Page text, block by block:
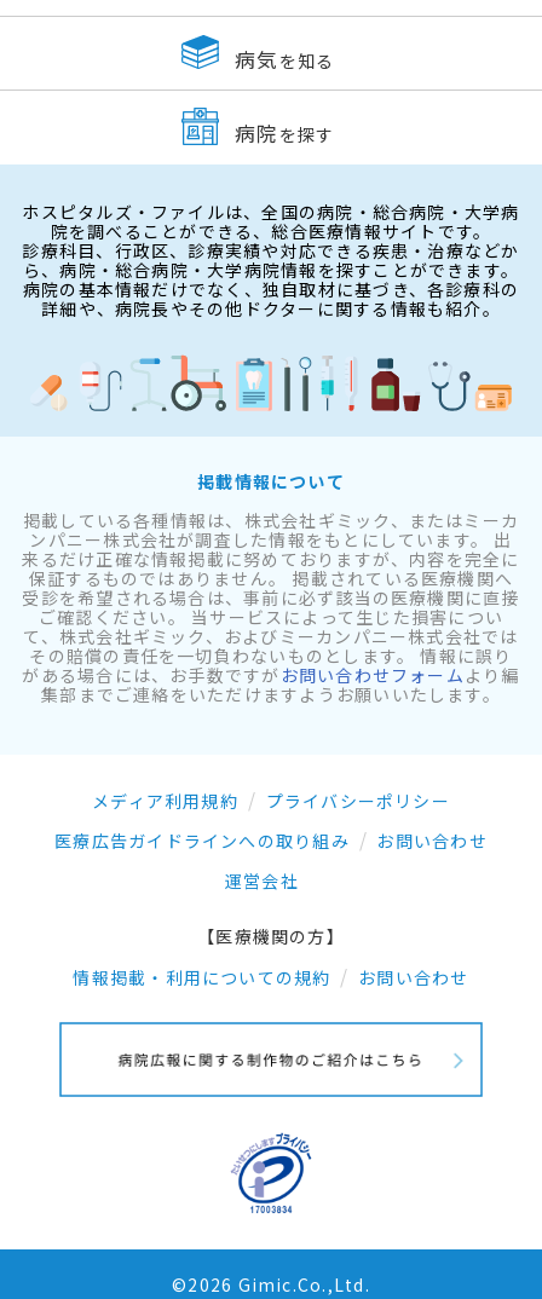
病気 を知る
病院 を探す
ホスピタルズ・ファイルは、全国の病院・総合病院・大学病
院を調べることができる、総合医療情報サイトです。
診療科目、行政区、診療実績や対応できる疾患・治療などか
ら、病院・総合病院・大学病院情報を探すことができます。
病院の基本情報だけでなく、独自取材に基づき、各診療科の
詳細や、病院長やその他ドクターに関する情報も紹介。
掲載情報について
掲載している各種情報は、株式会社ギミック、またはミーカ
ンパニー株式会社が調査した情報をもとにしています。 出
来るだけ正確な情報掲載に努めておりますが、内容を完全に
保証するものではありません。 掲載されている医療機関へ
受診を希望される場合は、事前に必ず該当の医療機関に直接
ご確認ください。 当サービスによって生じた損害につい
て、株式会社ギミック、およびミーカンパニー株式会社では
その賠償の責任を一切負わないものとします。 情報に誤り
がある場合には、お手数ですが お問い合わせフォーム より編
集部までご連絡をいただけますようお願いいたします。
メディア利用規約
プライバシーポリシー
医療広告ガイドラインへの取り組み
お問い合わせ
運営会社
【医療機関の方】
情報掲載・利用についての規約
お問い合わせ
©2026 Gimic.Co.,Ltd.